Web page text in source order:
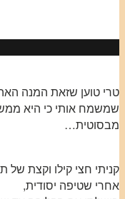
טרי טוען שזאת המנה
שמשמח אותי כי היא
מבסוטית…
קניתי חצי קילו וקצת של
אחרי שטיפה יסודית,